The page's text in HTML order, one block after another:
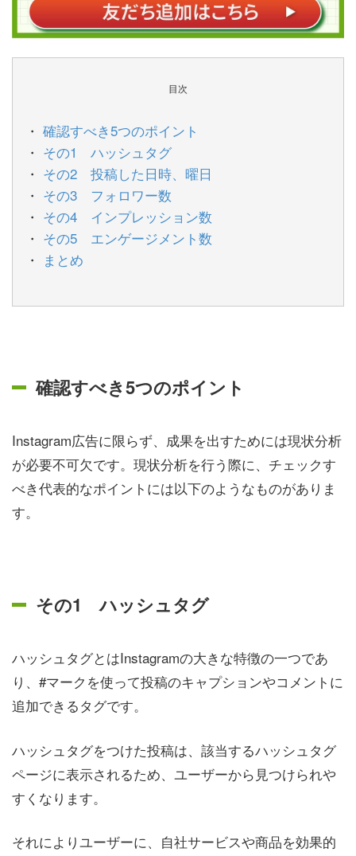
目次
確認すべき5つのポイント
その1 ハッシュタグ
その2 投稿した日時、曜日
その3 フォロワー数
その4 インプレッション数
その5 エンゲージメント数
まとめ
確認すべき5つのポイント
Instagram広告に限らず、成果を出すためには現状分析
が必要不可欠です。現状分析を行う際に、チェックす
べき代表的なポイントには以下のようなものがありま
す。
その1 ハッシュタグ
ハッシュタグとはInstagramの大きな特徴の一つであ
り、#マークを使って投稿のキャプションやコメントに
追加できるタグです。
ハッシュタグをつけた投稿は、該当するハッシュタグ
ページに表示されるため、ユーザーから見つけられや
すくなります。
それによりユーザーに、自社サービスや商品を効果的